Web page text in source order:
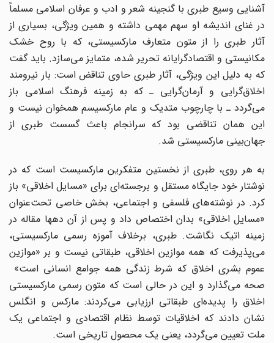
آشنایی وسیع طبری با گنجینه شعر و ادب و عرفان اسلامی مسلماً
در غنای اندیشه او سهم مهمی داشته و همین ویژگی، بسیاری از
آثار طبری را از متون متعارف مارکسیستی‌، که با روح خشک
مکانیستی و اقتصادگرایانه تحریر شده، متمایز می‌سازد. باید گفت
که به دلیل این ویژگی، آثار طبری حاوی تناقض است: بار نیرومند
اخلاق‌گرایی و آرمان‌گرایی ـ که به زمینه فرهنگ اسلامی باز
می‌گردد ـ با چارچوب متدیک و عام مارکسیسم همخوان نیست و
این همان تناقضی بود که سرانجام باعث گسست طبری از
جهان‌بینی مارکسیستی ‌شد.
به هر روی، طبری از نخستین متفکرین مارکسیست است که در
نوشتار خود جایگاه مستقل و برجسته‌ای برای «مسایل اخلاقی» باز
کرد. در نوشته‌های فلسفی و اجتماعی، بخش خاصی تحت‌عنوان
«مسایل اخلاقی» بدان اختصاص داد و پس از آن دهها مقاله در
زمینه اتیک نگاشت. طبری، برخلاف آموزه رسمی مارکسیستی،
می‌پذیرفت که همه موازین اخلاقی، طبقاتی نیست و بر «موازین
عموم بشری اخلاق که شرط زندگی همه جوامع انسانی است»
صحه می‌گذارد و این در حالی است که متون رسمی مارکسیستی
اخلاق را پدیده‌ای طبقاتی ارزیابی می‌کردند: مارکس و انگلس
نشان دادند که اخلاقیات توسط نظام اقتصادی و اجتماعی یک
ملت تعیین می‌گردد، یعنی یک محصول تاریخی است.